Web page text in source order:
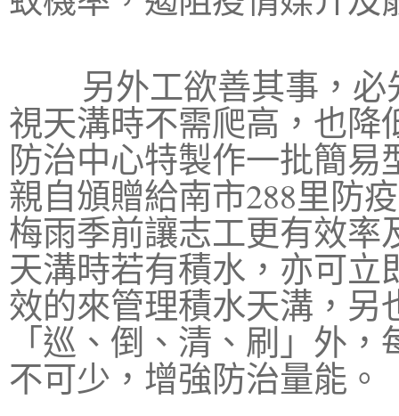
另外工欲善其事，必
視天溝時不需爬高，也
防治中心特製作一批簡
親自頒贈給南市288里防
梅雨季前讓志工更有效
天溝時若有積水，亦可
效的來管理積水天溝，
「巡、倒、清、刷」外
不可少，增強防治量能。